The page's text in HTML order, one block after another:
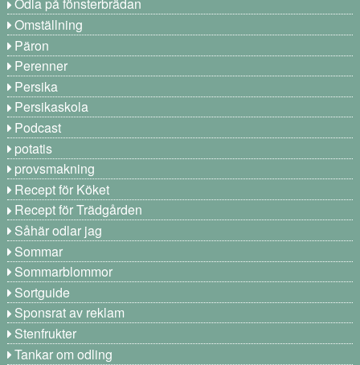
Odla på fönsterbrädan
Omställning
Päron
Perenner
Persika
Persikaskola
Podcast
potatis
provsmakning
Recept för Köket
Recept för Trädgården
Såhär odlar jag
Sommar
Sommarblommor
Sortguide
Sponsrat av reklam
Stenfrukter
Tankar om odling